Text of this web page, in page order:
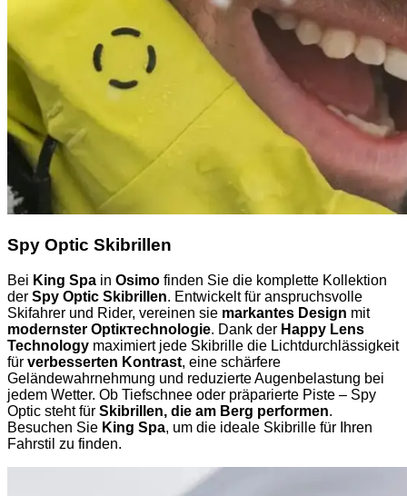
Spy Optic Skibrillen
Bei King Spa in Osimo finden Sie die komplette Kollektion
der Spy Optic Skibrillen. Entwickelt für anspruchsvolle
Skifahrer und Rider, vereinen sie markantes Design mit
modernster Optiктechnologie. Dank der Happy Lens
Technology maximiert jede Skibrille die Lichtdurchlässigkeit
für verbesserten Kontrast, eine schärfere
Geländewahrnehmung und reduzierte Augenbelastung bei
jedem Wetter. Ob Tiefschnee oder präparierte Piste – Spy
Optic steht für Skibrillen, die am Berg performen.
Besuchen Sie King Spa, um die ideale Skibrille für Ihren
Fahrstil zu finden.